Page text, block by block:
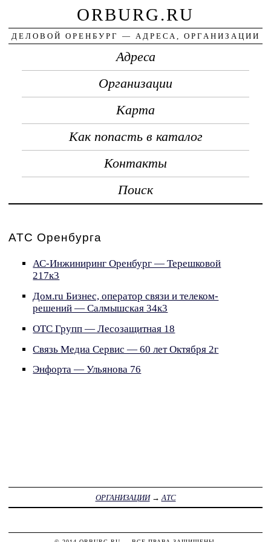
ORBURG.RU
ДЕЛОВОЙ ОРЕНБУРГ — АДРЕСА, ОРГАНИЗАЦИИ
Адреса
Организации
Карта
Как попасть в каталог
Контакты
Поиск
АТС Оренбурга
АС-Инжиниринг Оренбург — Терешковой
217к3
Дом.ru Бизнес, оператор связи и телеком-
решений — Салмышская 34к3
ОТС Групп — Лесозащитная 18
Связь Медиа Сервис — 60 лет Октября 2г
Энфорта — Ульянова 76
ОРГАНИЗАЦИИ→ АТС